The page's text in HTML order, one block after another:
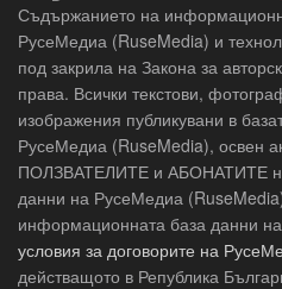
Съдържанието на
РусеМедиа (RuseMedia) и
под закрила на Закона за
права. Всички текстови,
изображения публикувани в
РусеМедиа (RuseMedia), освен
ПОЛЗВАТЕЛИТЕ и АБОНАТИТЕ
данни на РусеМедиа
информационната база данни
условия за договорите на
действащото в Република